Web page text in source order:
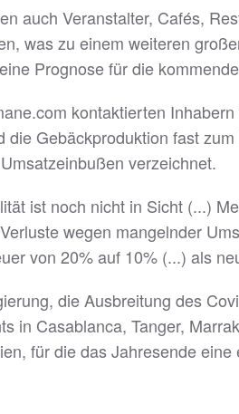
auch Veranstalter, Cafés,
was zu einem weiteren
Prognose für die
kontaktierten
die Gebäckproduktion fast
verzeichnet.
ist noch nicht in Sicht (...)
wegen mangelnder
von 20% auf 10% (...) als
die Ausbreitung des
in Casablanca, Tanger,
für die das Jahresende